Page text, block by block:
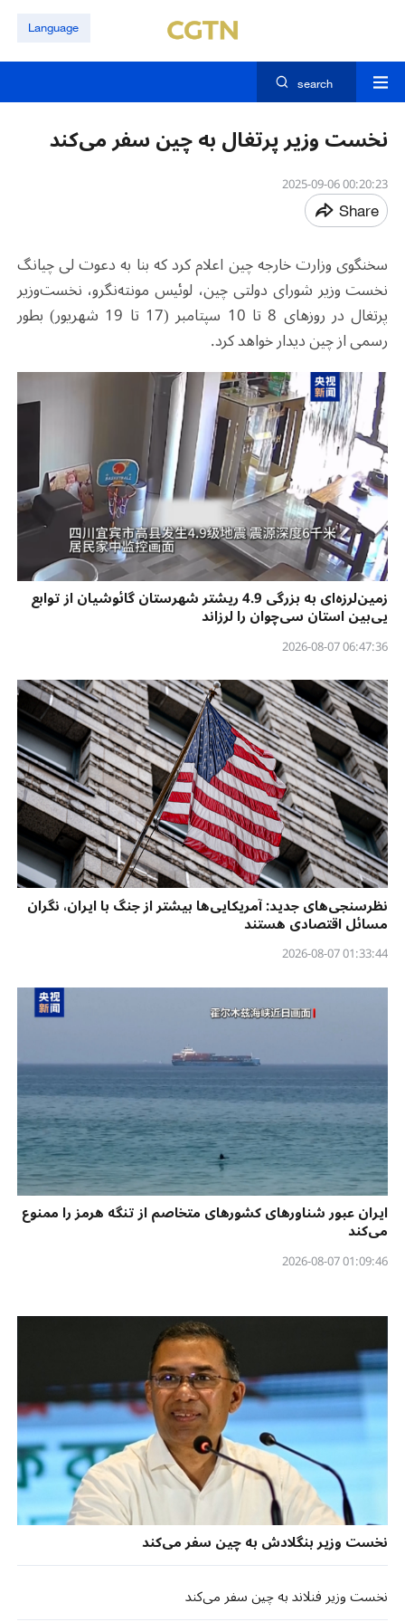
Language
search
نخست وزیر پرتغال به چین سفر می‌کند
00:20:23 2025-09-06
Share
سخنگوی وزارت خارجه چین اعلام کرد که بنا به دعوت لی چیانگ
نخست وزیر شورای دولتی چین، لوئیس مونته‌نگرو، نخست‌وزیر
پرتغال در روزهای 8 تا 10 سپتامبر (17 تا 19 شهریور) بطور
رسمی از چین دیدار خواهد کرد.
زمین‌لرزه‌ای به بزرگی 4.9 ریشتر شهرستان گائوشیان از توابع
یی‌بین استان سی‌چوان را لرزاند
06:47:36 2026-08-07
نظرسنجی‌‌های جدید: آمریکایی‌ها بیشتر از جنگ با ایران، نگران
مسائل اقتصادی هستند
01:33:44 2026-08-07
ایران عبور شناورهای کشورهای متخاصم از تنگه هرمز را ممنوع
می‌کند
01:09:46 2026-08-07
نخست وزیر بنگلادش به چین سفر می‌کند
نخست وزیر فنلاند به چین سفر می‌کند